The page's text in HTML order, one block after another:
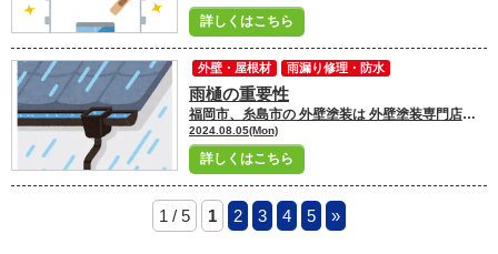
詳しくはこちら
雨樋の重要性
福岡市、糸島市の 外壁塗装は 外壁塗装専門店ユーペイントへ お任せください！！★☆ ＼ブログ毎日更新中／ 福岡市・糸島市にお住いの皆さんこんにちは！ 福岡市・糸島市地域密着の塗装専門店ユーペイント ショールームスタッフの吉村です
2024.08.05(Mon)
詳しくはこちら
外壁・屋根材 雨漏り修理・防水
1 / 5 1 2 3 4 5 »